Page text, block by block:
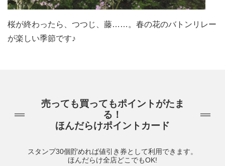
桜が終わったら、つつじ、藤……。春の花のバトンリレー
が楽しい季節です♪
売っても買ってもポイントがたま
る！
ほんだらけポイントカード
スタンプ30個貯めれば値引き券として利用できます。
ほんだらけ全店どこでもOK!